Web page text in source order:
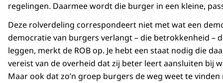
regelingen. Daarmee wordt die burger in een kleine,
Deze rolverdeling correspondeert niet met wat een
democratie van burgers verlangt – die betrokkenheid –
leggen, merkt de ROB op. Je hebt een staat nodig die
vereist van de overheid dat zij beter leert aansluiten bij
Maar ook dat zo’n groep burgers de weg weet te